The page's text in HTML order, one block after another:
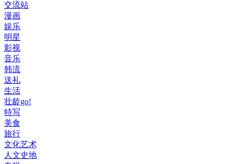
交流站
漫画
娱乐
明星
影视
音乐
韩流
送礼
生活
壮龄go!
特写
美食
旅行
文化艺术
人文史地